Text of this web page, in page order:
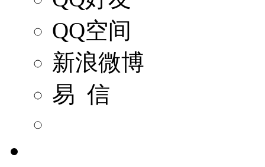
QQ空间
新浪微博
易 信